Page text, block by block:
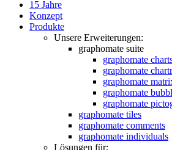
15 Jahre
Konzept
Produkte
Unsere Erweiterungen:
graphomate suite
graphomate
graphomate
graphomate
graphomate
graphomate
graphomate tiles
graphomate comments
graphomate individuals
Lösungen für: